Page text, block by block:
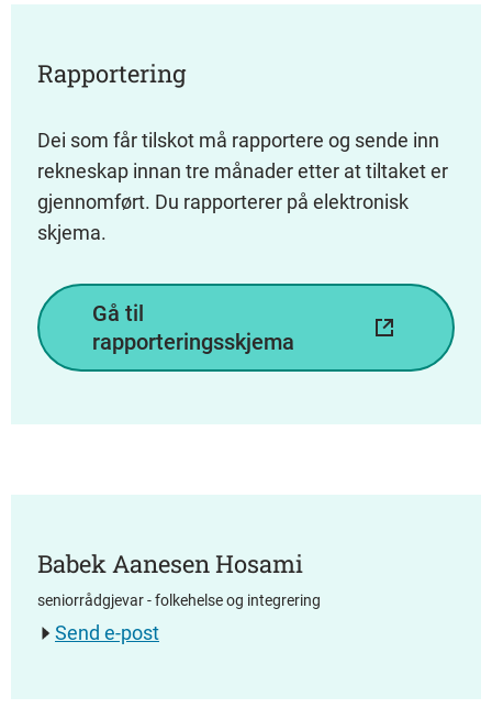
Rapportering
Dei som får tilskot må rapportere og sende inn
rekneskap innan tre månader etter at tiltaket er
gjennomført. Du rapporterer på elektronisk
skjema.
Gå til
rapporteringsskjema
Babek Aanesen Hosami
seniorrådgjevar - folkehelse og integrering
Send e-post